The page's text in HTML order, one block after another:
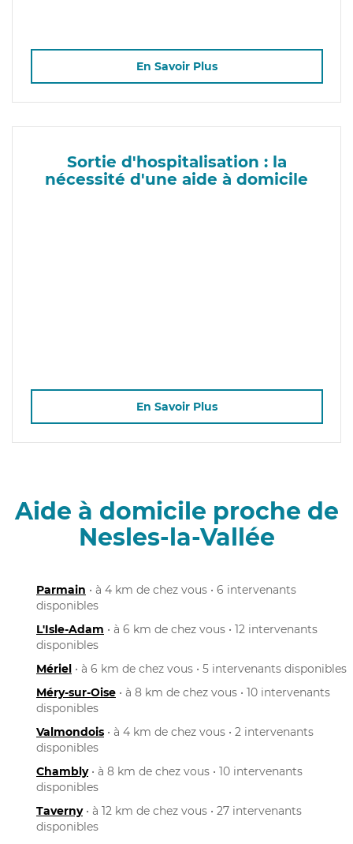
En Savoir Plus
Sortie d'hospitalisation : la
nécessité d'une aide à domicile
En Savoir Plus
Aide à domicile proche de
Nesles-la-Vallée
Parmain • à 4 km de chez vous • 6 intervenants
disponibles
L'Isle-Adam • à 6 km de chez vous • 12 intervenants
disponibles
Mériel • à 6 km de chez vous • 5 intervenants disponibles
Méry-sur-Oise • à 8 km de chez vous • 10 intervenants
disponibles
Valmondois • à 4 km de chez vous • 2 intervenants
disponibles
Chambly• à 8 km de chez vous • 10 intervenants
disponibles
Taverny• à 12 km de chez vous • 27 intervenants
disponibles